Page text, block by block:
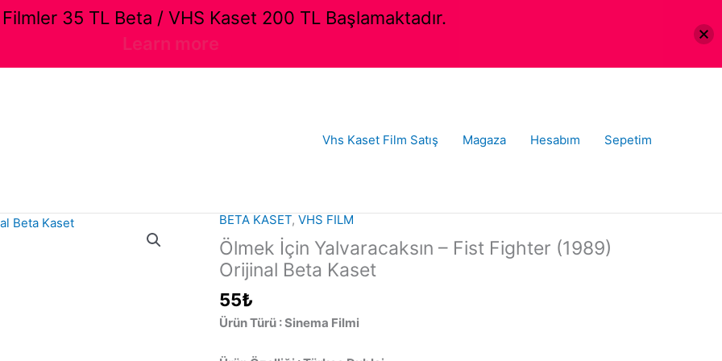
Vhs Kaset Film Satış Magaza Hesabım Sepetim
BETA KASET, VHS FILM
Ölmek İçin Yalvaracaksın – Fist Fighter (1989)
Orijinal Beta Kaset
55₺
Ürün Türü : Sinema Filmi
35 TL Beta / VHS Kaset 200 TL Başlamaktadır.
Learn more